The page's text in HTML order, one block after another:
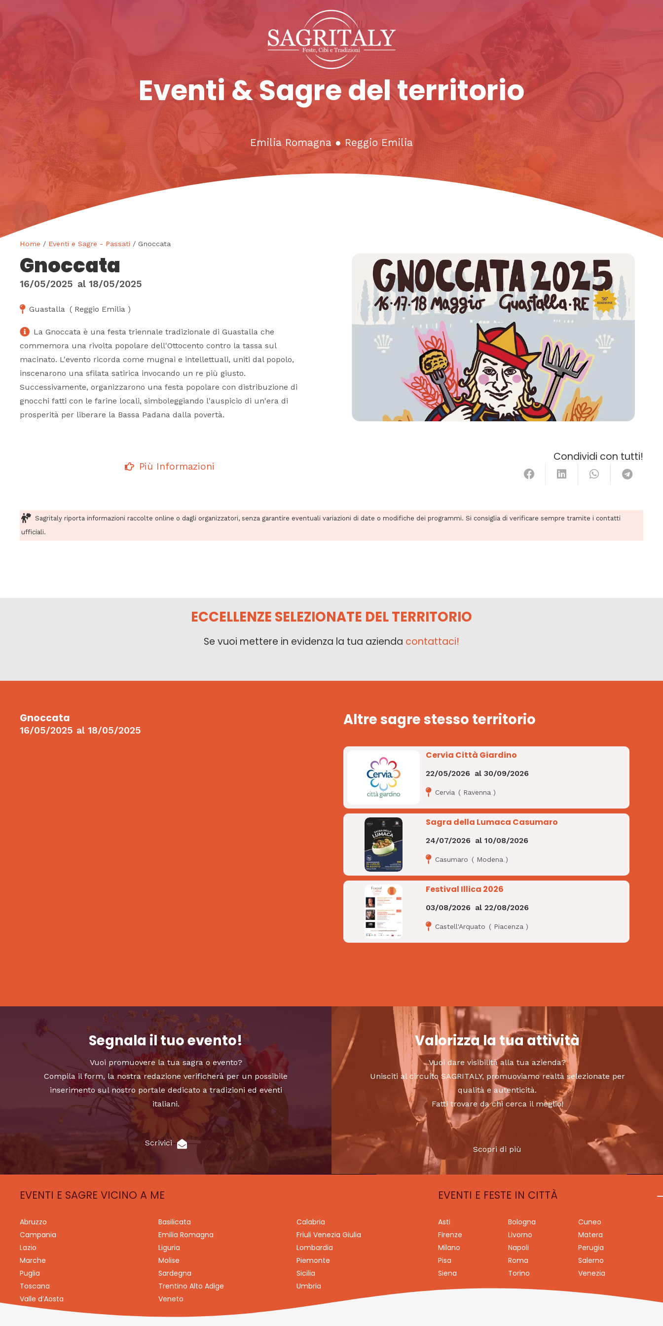
Eventi & Sagre del territorio
Emilia Romagna ● Reggio Emilia
Home / Eventi e Sagre - Passati / Gnoccata
Gnoccata
16/05/2025 al 18/05/2025
Guastalla ( Reggio Emilia )
La Gnoccata è una festa triennale tradizionale di Guastalla che
commemora una rivolta popolare dell'Ottocento contro la tassa sul
macinato. L'evento ricorda come mugnai e intellettuali, uniti dal popolo,
inscenarono una sfilata satirica invocando un re più giusto.
Successivamente, organizzarono una festa popolare con distribuzione di
gnocchi fatti con le farine locali, simboleggiando l'auspicio di un'era di
prosperità per liberare la Bassa Padana dalla povertà.
Più Informazioni
Condividi con tutti!
Sagritaly riporta informazioni raccolte online o dagli organizzatori, senza garantire eventuali variazioni di date o modifiche dei programmi. Si consiglia di verificare sempre tramite i contatti
ufficiali.
ECCELLENZE SELEZIONATE DEL TERRITORIO
Se vuoi mettere in evidenza la tua azienda contattaci!
Gnoccata
16/05/2025 al 18/05/2025
Altre sagre stesso territorio
Cervia Città Giardino
22/05/2026 al30/09/2026
Cervia ( Ravenna )
Sagra della Lumaca Casumaro
24/07/2026 al10/08/2026
Casumaro ( Modena )
Festival Illica 2026
03/08/2026 al22/08/2026
Castell'Arquato ( Piacenza )
Segnala il tuo evento!
Vuoi promuovere la tua sagra o evento?
Compila il form, la nostra redazione verificherà per un possibile
inserimento sul nostro portale dedicato a tradizioni ed eventi
italiani.
Scrivici
Valorizza la tua attività
Vuoi dare visibilità alla tua azienda?
Unisciti al circuito SAGRITALY, promuoviamo realtà selezionate per
qualità e autenticità.
Fatti trovare da chi cerca il meglio!
Scopri di più
EVENTI E SAGRE VICINO A ME
Abruzzo Basilicata
Calabria
Campania
Emilia Romagna
Friuli Venezia Giulia
Lazio
Liguria
Lombardia
Marche
Molise
Piemonte
Puglia
Sardegna
Sicilia
Toscana
Trentino Alto Adige
Umbria
Valle d’Aosta
Veneto
EVENTI E FESTE IN CITTÀ
Asti Bologna
Cuneo
Firenze
Livorno
Matera
Milano
Napoli
Perugia
Pisa
Roma
Salerno
Siena
Torino Venezia